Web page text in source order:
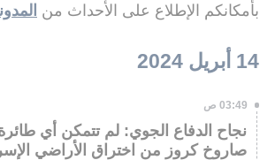
بأمكانكم الإطلاع على الأحداث من
14 أبريل 2024
03:49 ص
نجاح الدفاع الجوي: لم تتمكن أي
صاروخ كروز من اختراق الأراضي